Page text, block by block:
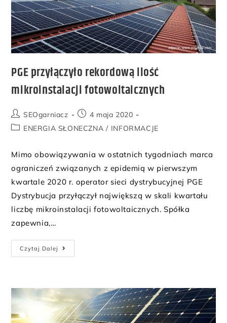
PGE przyłączyło rekordową ilość
mikroinstalacji fotowoltaicznych
SEOgarniacz
4 maja 2020
ENERGIA SŁONECZNA / INFORMACJE
Mimo obowiązywania w ostatnich tygodniach marca
ograniczeń związanych z epidemią w pierwszym
kwartale 2020 r. operator sieci dystrybucyjnej PGE
Dystrybucja przyłączył największą w skali kwartału
liczbę mikroinstalacji fotowoltaicznych. Spółka
zapewnia,…
Czytaj Dalej